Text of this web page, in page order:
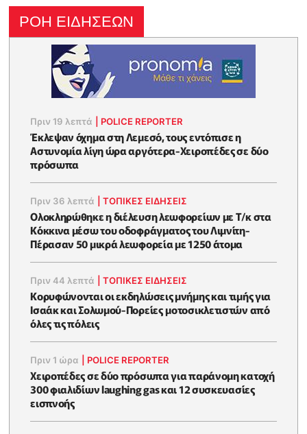
ΡΟΗ ΕΙΔΗΣΕΩΝ
Πριν 19 λεπτά POLICE REPORTER
Έκλεψαν όχημα στη Λεμεσό, τους εντόπισε η
Αστυνομία λίγη ώρα αργότερα-Χειροπέδες σε δύο
πρόσωπα
Πριν 36 λεπτά |ΤΟΠΙΚΕΣ ΕΙΔΗΣΕΙΣ
Ολοκληρώθηκε η διέλευση λεωφορείων με Τ/κ στα
Κόκκινα μέσω του οδοφράγματος του Λιμνίτη-
Πέρασαν 50 μικρά λεωφορεία με 1250 άτομα
Πριν 44 λεπτά |ΤΟΠΙΚΕΣ ΕΙΔΗΣΕΙΣ
Κορυφώνονται οι εκδηλώσεις μνήμης και τιμής για
Ισαάκ και Σολωμού-Πορείες μοτοσικλετιστών από
όλες τις πόλεις
Πριν 1 ώρα POLICE REPORTER
Χειροπέδες σε δύο πρόσωπα για παράνομη κατοχή
300 φιαλιδίων laughing gas και 12 συσκευασίες
εισπνοής